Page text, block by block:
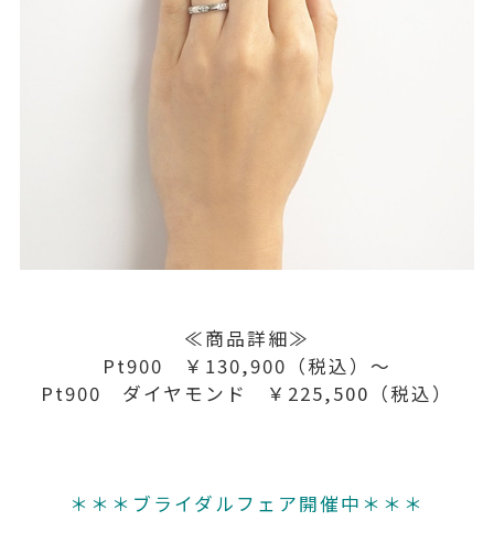
≪商品詳細≫
Pt900 ￥130,900（税込）～
Pt900 ダイヤモンド ￥225,500（税込）
＊＊＊ブライダルフェア開催中＊＊＊